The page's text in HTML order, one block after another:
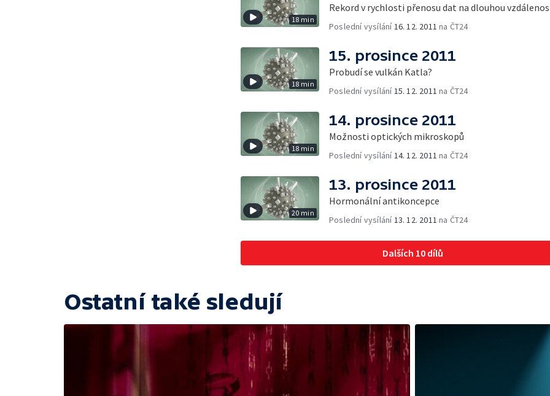
18 min
Rekord v rychlosti přenosu dat na dlouhou
Poslední vysílání 16. 12. 2011 na ČT24
18 min
15. prosince 2011
Probudí se vulkán Katla?
Poslední vysílání 15. 12. 2011 na ČT24
18 min
14. prosince 2011
Možnosti optických mikroskopů
Poslední vysílání 14. 12. 2011 na ČT24
20 min
13. prosince 2011
Hormonální antikoncepce
Poslední vysílání 13. 12. 2011 na ČT24
Dalších 10 dílů
Ostatní také sledují